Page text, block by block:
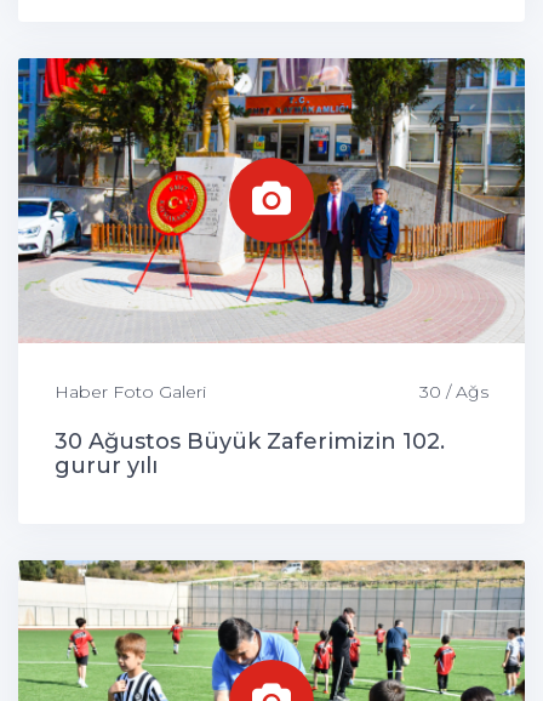
Haber Foto Galeri 30 / Ağs
30 Ağustos Büyük Zaferimizin 102.
gurur yılı